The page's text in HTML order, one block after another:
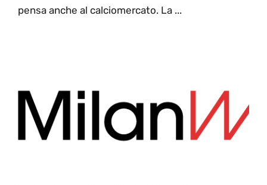
pensa anche al calciomercato. La ...